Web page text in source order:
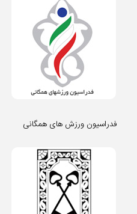
فدراسیون ورزش های همگانی